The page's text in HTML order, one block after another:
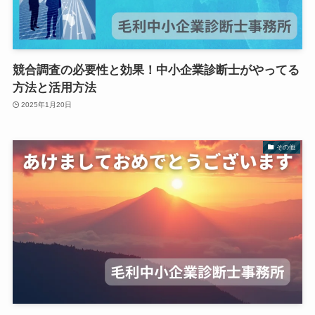
競合調査の必要性と効果！中小企業診断士がやってる
方法と活用方法
2025年1月20日
その他